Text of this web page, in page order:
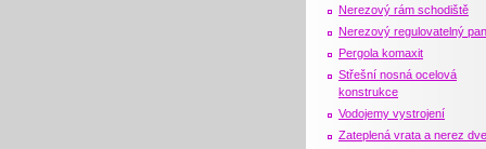
Nerezový rám schodiště
Nerezový regulovatelný
Pergola komaxit
Střešní nosná ocelová
konstrukce
Vodojemy vystrojení
Zateplená vrata a nerez